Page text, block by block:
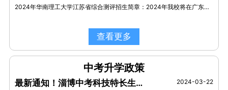
2024年华南理工大学江苏省综合测评招生简章：2024年我校将在广东、江苏、上海、浙江、山东等五省市继续实施综合评价招生。
查看更多
中考升学政策
最新通知！淄博中考科技特长生招生，开始申报！
2024-03-22